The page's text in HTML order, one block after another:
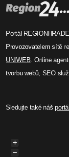
Portál
Provozovatelem sítě
UNIWEB . Online
tvorbu webů, SEO
Sledujte také náš
+
−